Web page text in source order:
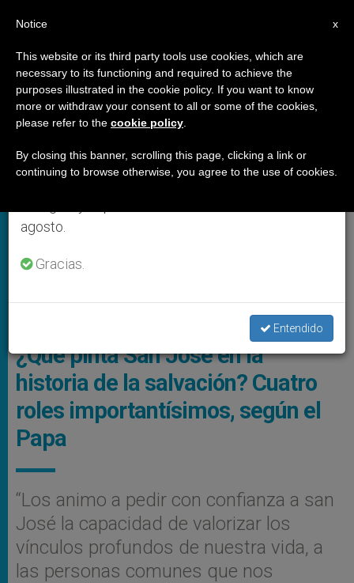
ARCHIVES
Audiencia General En El Aula Paolo. Foto: Servizio Fotografico-
Vatican Media
¿Qué pinta San José en la
historia de la salvación? Cuatro
roles importantísimos, según el
Papa
“Los animo a pedir con confianza a san
José la capacidad de valorizar los
vínculos profundos de nuestra vida, a
las personas comunes que nos
×
Aviso importante
Del 27 de julio al 7 de agosto haremos la pausa
anual, aprovechando que en el periodo de verano
se generan menos informaciones y también el
agosto.
Gracias.
Entendido
x
Notice
This website or its third party tools use cookies, which are
necessary to its functioning and required to achieve the
purposes illustrated in the cookie policy. If you want to know
more or withdraw your consent to all or some of the cookies,
please refer to the cookie policy
By closing this banner, scrolling this page, clicking a link or
continuing to browse otherwise, you agree to the use of cookies.